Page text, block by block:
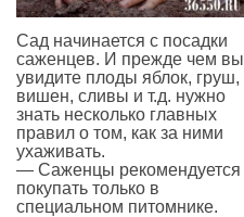
Сад начинается с посадки
саженцев. И прежде чем вы
увидите плоды яблок, груш,
вишен, сливы и т.д. нужно
знать несколько главных
правил о том, как за ними
ухаживать.
— Саженцы рекомендуется
покупать только в
специальном питомнике.